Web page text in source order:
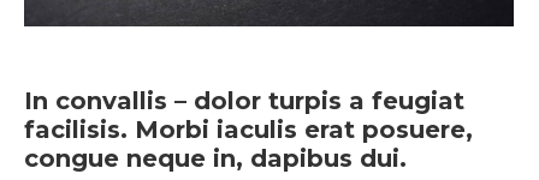
In convallis – dolor turpis a feugiat
facilisis. Morbi iaculis erat posuere,
congue neque in, dapibus dui.